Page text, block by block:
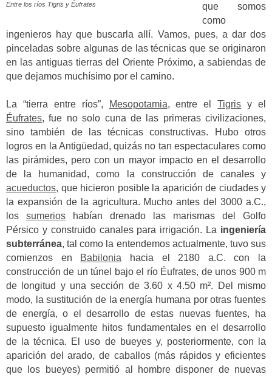
Entre los ríos Tigris y Éufrates
que somos
como
ingenieros hay que buscarla allí. Vamos, pues, a dar dos
pinceladas sobre algunas de las técnicas que se originaron
en las antiguas tierras del Oriente Próximo, a sabiendas de
que dejamos muchísimo por el camino.
La “tierra entre ríos”, Mesopotamia, entre elTigris y el
Éufrates, fue no solo cuna de las primeras civilizaciones,
sino también de las técnicas constructivas. Hubo otros
logros en la Antigüedad, quizás no tan espectaculares como
las pirámides, pero con un mayor impacto en el desarrollo
de la humanidad, como la construcción de canales y
acueductos, que hicieron posible la aparición de ciudades y
la expansión de la agricultura. Mucho antes del 3000 a.C.,
los sumerios habían drenado las marismas del Golfo
Pérsico y construido canales para irrigación. La ingeniería
subterránea, tal como la entendemos actualmente, tuvo sus
comienzos en
Babilonia hacia el 2180 a.C. con la
construcción de un túnel bajo el río Éufrates, de unos 900 m
de longitud y una sección de 3.60 x 4.50 m². Del mismo
modo, la sustitución de la energía humana por otras fuentes
de energía, o el desarrollo de estas nuevas fuentes, ha
supuesto igualmente hitos fundamentales en el desarrollo
de la técnica. El uso de bueyes y, posteriormente, con la
aparición del arado, de caballos (más rápidos y eficientes
que los bueyes) permitió al hombre disponer de nuevas